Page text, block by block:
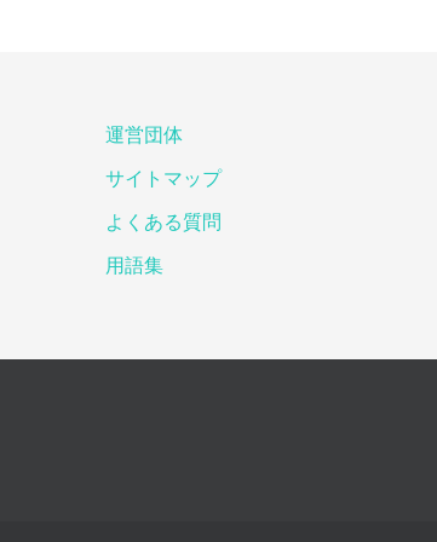
運営団体
サイトマップ
よくある質問
用語集